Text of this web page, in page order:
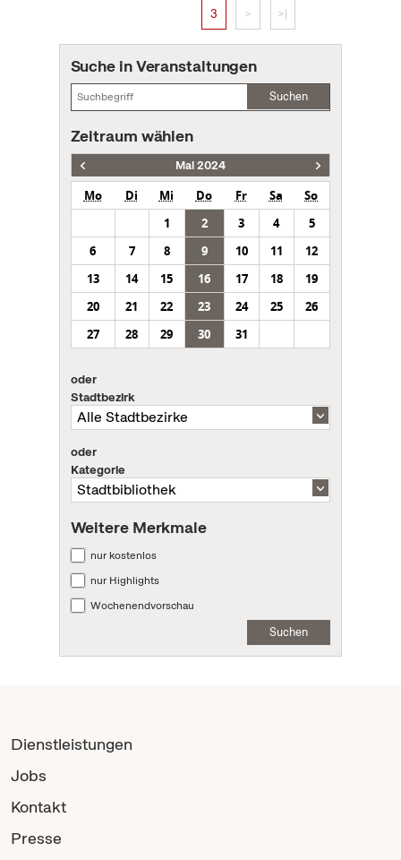
3 > >|
Suche in Veranstaltungen
Suchen
Zeitraum wählen
Mai 2024
Mo Di Mi Do Fr Sa
So
1
2 3 4
5
6
7 8 9 10 11
12
13
14 15 16 17 18
19
20
21 22 23 24 25
26
27
28 29 30 31
oder
Stadtbezirk
oder
Kategorie
Weitere Merkmale
nur kostenlos
nur Highlights
Wochenendvorschau
Suchen
Dienstleistungen
Jobs
Kontakt
Presse